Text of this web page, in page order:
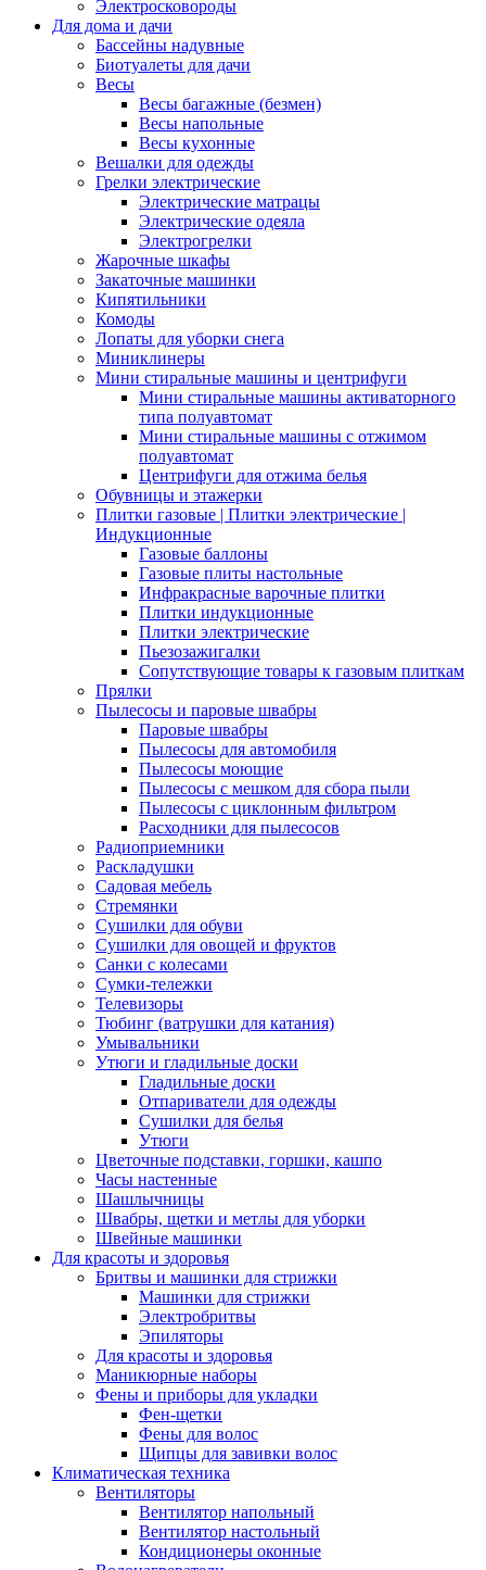
Электросковороды
Для дома и дачи
Бассейны надувные
Биотуалеты для дачи
Весы
Весы багажные (безмен)
Весы напольные
Весы кухонные
Вешалки для одежды
Грелки электрические
Электрические матрацы
Электрические одеяла
Электрогрелки
Жарочные шкафы
Закаточные машинки
Кипятильники
Комоды
Лопаты для уборки снега
Миниклинеры
Мини стиральные машины и центрифуги
Мини стиральные машины активаторного
типа полуавтомат
Мини стиральные машины с отжимом
полуавтомат
Центрифуги для отжима белья
Обувницы и этажерки
Плитки газовые | Плитки электрические |
Индукционные
Газовые баллоны
Газовые плиты настольные
Инфракрасные варочные плитки
Плитки индукционные
Плитки электрические
Пьезозажигалки
Сопутствующие товары к газовым плиткам
Прялки
Пылесосы и паровые швабры
Паровые швабры
Пылесосы для автомобиля
Пылесосы моющие
Пылесосы с мешком для сбора пыли
Пылесосы с циклонным фильтром
Расходники для пылесосов
Радиоприемники
Раскладушки
Садовая мебель
Стремянки
Сушилки для обуви
Сушилки для овощей и фруктов
Санки с колесами
Сумки-тележки
Телевизоры
Тюбинг (ватрушки для катания)
Умывальники
Утюги и гладильные доски
Гладильные доски
Отпариватели для одежды
Сушилки для белья
Утюги
Цветочные подставки, горшки, кашпо
Часы настенные
Шашлычницы
Швабры, щетки и метлы для уборки
Швейные машинки
Для красоты и здоровья
Бритвы и машинки для стрижки
Машинки для стрижки
Электробритвы
Эпиляторы
Для красоты и здоровья
Маникюрные наборы
Фены и приборы для укладки
Фен-щетки
Фены для волос
Щипцы для завивки волос
Климатическая техника
Вентиляторы
Вентилятор напольный
Вентилятор настольный
Кондиционеры оконные